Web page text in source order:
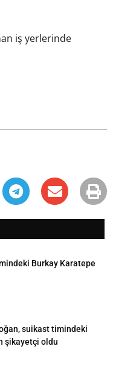
iş yerlerinde
Burkay Karatepe
suikast timindeki
şikayetçi oldu